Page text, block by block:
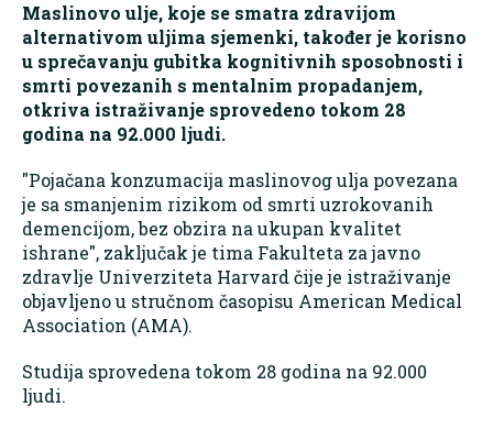
Maslinovo ulje, koje se smatra zdravijom
alternativom uljima sjemenki, također je korisno
u sprečavanju gubitka kognitivnih sposobnosti i
smrti povezanih s mentalnim propadanjem,
otkriva istraživanje sprovedeno tokom 28
godina na 92.000 ljudi.
"Pojačana konzumacija maslinovog ulja povezana
je sa smanjenim rizikom od smrti uzrokovanih
demencijom, bez obzira na ukupan kvalitet
ishrane", zaključak je tima Fakulteta za javno
zdravlje Univerziteta Harvard čije je istraživanje
objavljeno u stručnom časopisu American Medical
Association (AMA).
Studija sprovedena tokom 28 godina na 92.000
ljudi.